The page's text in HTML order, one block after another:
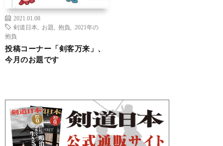
2021.01.08
剣道日本
お題 抱負
2021年の
抱負
投稿コーナー「剣客万来」、
今月のお題です